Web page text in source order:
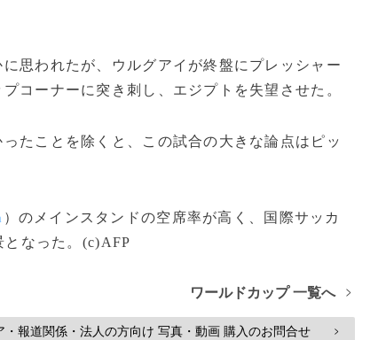
思われたが、ウルグアイが終盤にプレッシャー
コーナーに突き刺し、エジプトを失望させた。
たことを除くと、この試合の大きな論点はピッ
）のメインスタンドの空席率が高く、国際サッカ
となった。(c)AFP
ワールドカップ 一覧へ >
・報道関係・法人の方向け 写真・動画 購入のお問合せ >